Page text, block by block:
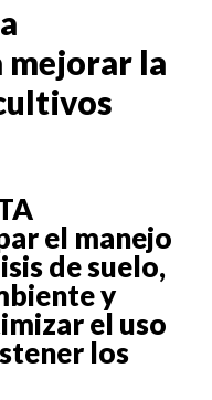
la
el manejo
de suelo,
y
el uso
los